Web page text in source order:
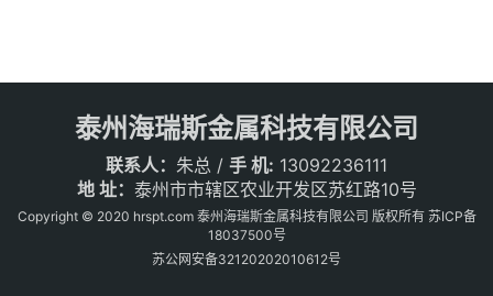
泰州海瑞斯金属科技有限公司
联系人： 朱总 / 手 机: 13092236111
地 址： 泰州市市辖区农业开发区苏红路10号
Copyright © 2020 hrspt.com 泰州海瑞斯金属科技有限公司 版权所有 苏ICP备
18037500号
苏公网安备32120202010612号